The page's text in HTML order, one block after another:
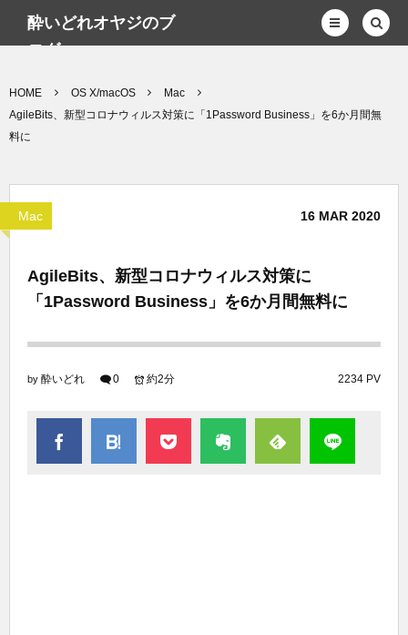
酔いどれオヤジのブ
ログwp
HOME OS X/macOS
Mac
AgileBits、新型コロナウィルス対策に「1Password Business」を6か月間無
料に
Mac 16 MAR 2020
AgileBits、新型コロナウィルス対策に
「1Password Business」を6か月間無料に
by 酔いどれ 0 2234 PV
約2分